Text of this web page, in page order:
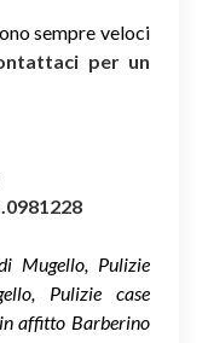
sempre veloci
per un
Mugello, Pulizie
Pulizie case
affitto Barberino